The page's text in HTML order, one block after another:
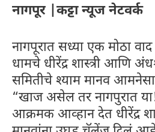
नागपूर |कट्टा न्यूज नेटवर्क
नागपूरात सध्या एक मोठा
धामचे धीरेंद्र शास्त्री आणि
समितीचे श्याम मानव
“खाज असेल तर नागपुरात
आक्रमक आव्हान देत धीरेंद्र